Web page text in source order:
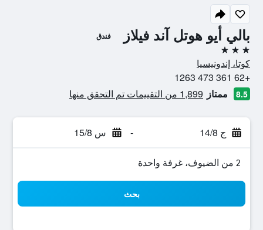
بالي أيو هوتل آند فيلاز فندق
3 نجوم
كوتا، إندونيسيا
+62 361 473 1263
8.5 ممتاز 1,899 من التقييمات تم التحقق منها
ج 14/8 - س 15/8
2 من الضيوف، غرفة واحدة
بحث